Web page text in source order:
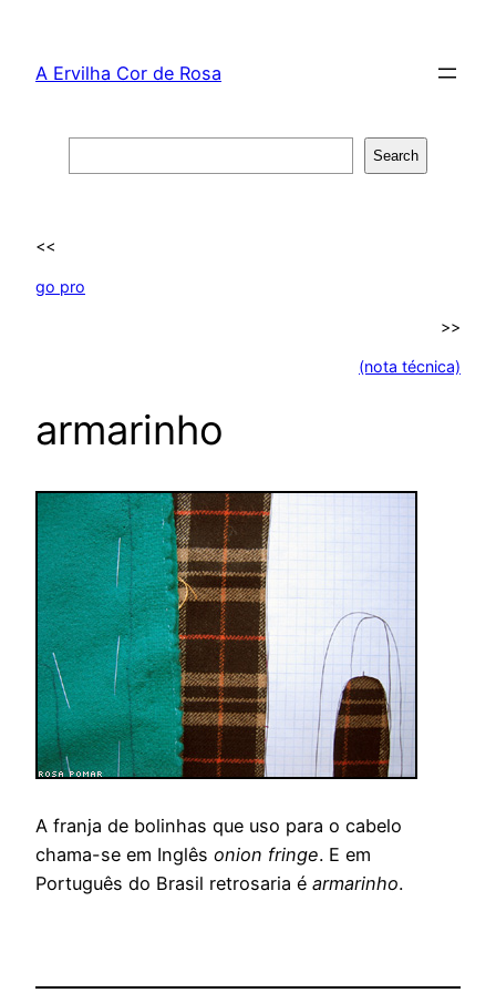
content
A Ervilha Cor de Rosa
Search
<<
go pro
>>
(nota técnica)
armarinho
A franja de bolinhas que uso para o cabelo
chama-se em Inglês onion fringe. E em
Português do Brasil retrosaria é armarinho.